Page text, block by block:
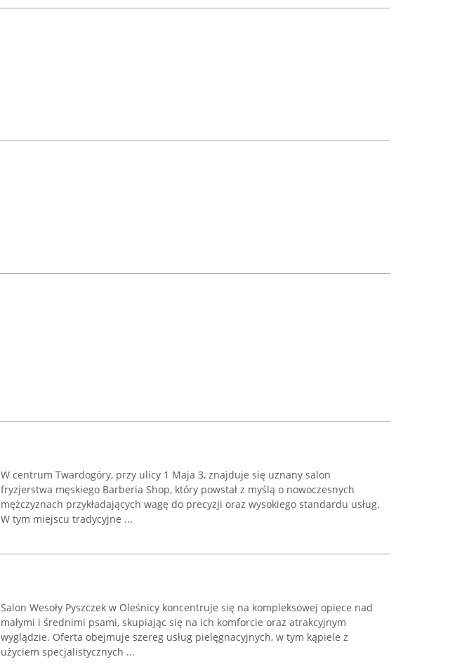
W centrum Twardogóry, przy ulicy 1 Maja 3, znajduje się uznany salon
fryzjerstwa męskiego Barberia Shop, który powstał z myślą o nowoczesnych
mężczyznach przykładających wagę do precyzji oraz wysokiego standardu usług.
W tym miejscu tradycyjne ...
Salon Wesoły Pyszczek w Oleśnicy koncentruje się na kompleksowej opiece nad
małymi i średnimi psami, skupiając się na ich komforcie oraz atrakcyjnym
wyglądzie. Oferta obejmuje szereg usług pielęgnacyjnych, w tym kąpiele z
użyciem specjalistycznych ...